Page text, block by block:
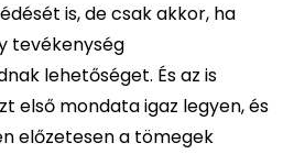
is, de csak akkor, ha
tevékenység
lehetőséget. És az is
első mondata igaz legyen, és
előzetesen a tömegek